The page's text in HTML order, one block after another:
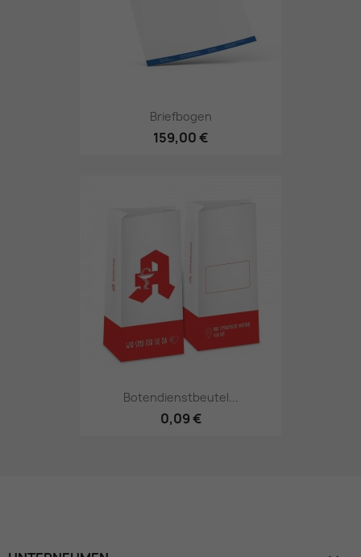
Briefbogen
159,00 €
Botendienstbeutel...
0,09 €